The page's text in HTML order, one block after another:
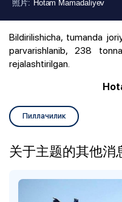
照片: Hotam Mamadaliyev
照片: Hotam Mamadaliyev
照片: Hotam Mamadaliyev
照片: Hotam Mamadaliyev
照片: Hotam Mamadaliyev
照片: Hotam Mamadaliyev
照片: Hotam Mamadaliyev
Bildirilishicha, tumanda
parvarishlanib, 238
rejalashtirilgan.
Пиллачилик
关于主题的其他消